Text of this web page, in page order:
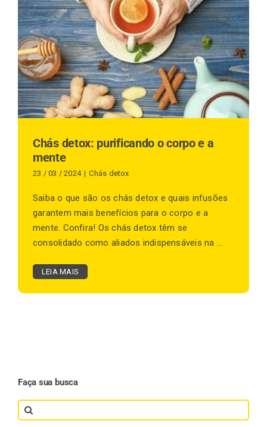
Carrinho
Finalização de compra
Exportação
Contato
Chás detox: purificando o corpo e a
mente
23 / 03 / 2024 | Chás detox
Saiba o que são os chás detox e quais infusões
garantem mais benefícios para o corpo e a
mente. Confira! Os chás detox têm se
consolidado como aliados indispensáveis na ...
LEIA MAIS
Faça sua busca
Search
for: